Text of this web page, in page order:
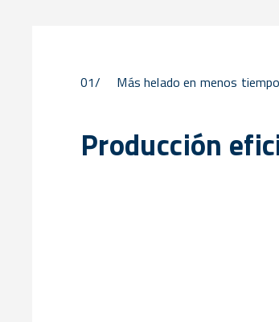
01/ Más helado en menos tiempo
Producción